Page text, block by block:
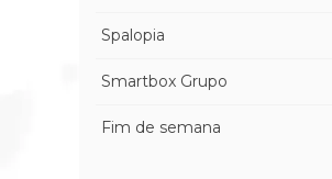
Spalopia
Smartbox Grupo
Fim de semana